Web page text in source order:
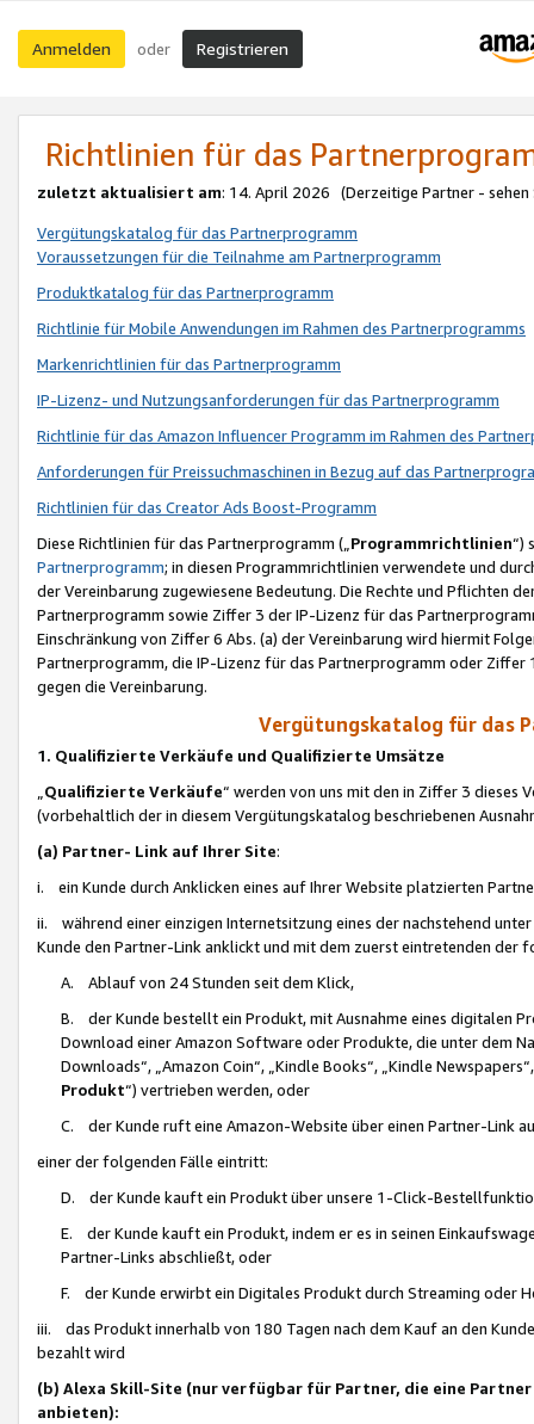
Anmelden oder Registrieren
Richtlinien für das
zuletzt aktualisiert am: 14. April 2026 (Derzeitige Partner - sehen
Vergütungskatalog für das Partnerprogramm
Voraussetzungen für die Teilnahme am Partnerprogramm
Produktkatalog für das Partnerprogramm
Richtlinie für Mobile Anwendungen im Rahmen des Partnerprogramms
Markenrichtlinien für das Partnerprogramm
IP-Lizenz- und Nutzungsanforderungen für das Partnerprogramm
Richtlinie für das Amazon Influencer Programm im Rahmen des
Anforderungen für Preissuchmaschinen in Bezug auf das
Richtlinien für das Creator Ads Boost-Programm
Diese Richtlinien für das Partnerprogramm („Programmrichtlinien“)
Partnerprogramm; in diesen Programmrichtlinien verwendete und
der Vereinbarung zugewiesene Bedeutung. Die Rechte und Pflichten
Partnerprogramm sowie Ziffer 3 der IP-Lizenz für das
Einschränkung von Ziffer 6 Abs. (a) der Vereinbarung wird hiermit
Partnerprogramm, die IP-Lizenz für das Partnerprogramm oder
gegen die Vereinbarung.
Vergütungskatalog für das
1. Qualifizierte Verkäufe und Qualifizierte Umsätze
Qualifizierte Verkäufe“ werden von uns mit den in Ziffer 3
(vorbehaltlich der in diesem Vergütungskatalog beschriebenen
(a) Partner- Link auf Ihrer Site:
i. ein Kunde durch Anklicken eines auf Ihrer Website platzierten
ii. während einer einzigen Internetsitzung eines der nachstehend
Kunde den Partner-Link anklickt und mit dem zuerst eintretenden der
A. Ablauf von 24 Stunden seit dem Klick,
B. der Kunde bestellt ein Produkt, mit Ausnahme eines digitalen
Download einer Amazon Software oder Produkte, die unter dem
Downloads“, „Amazon Coin“, „Kindle Books“, „Kindle
Produkt“) vertrieben werden, oder
C. der Kunde ruft eine Amazon-Website über einen Partner-Link
einer der folgenden Fälle eintritt:
D. der Kunde kauft ein Produkt über unsere 1-Click-
E. der Kunde kauft ein Produkt, indem er es in seinen
Partner-Links abschließt, oder
F. der Kunde erwirbt ein Digitales Produkt durch Streaming oder
iii. das Produkt innerhalb von 180 Tagen nach dem Kauf an den
bezahlt wird
(b) Alexa Skill-Site (nur verfügbar für Partner, die eine
anbieten):